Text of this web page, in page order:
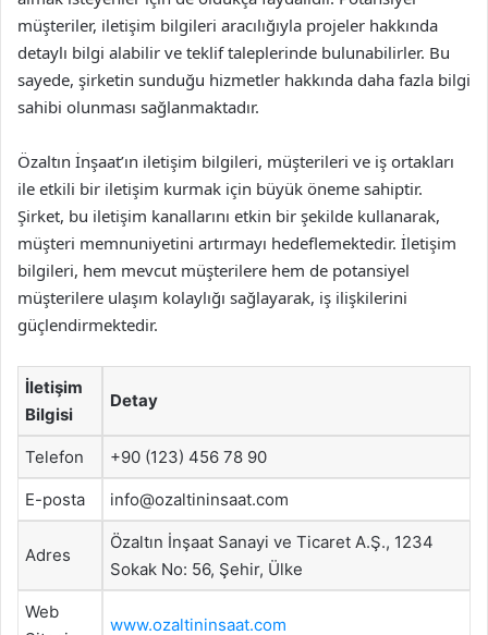
müşteriler, iletişim bilgileri aracılığıyla projeler hakkında
detaylı bilgi alabilir ve teklif taleplerinde bulunabilirler. Bu
sayede, şirketin sunduğu hizmetler hakkında daha fazla bilgi
sahibi olunması sağlanmaktadır.
Özaltın İnşaat’ın iletişim bilgileri, müşterileri ve iş ortakları
ile etkili bir iletişim kurmak için büyük öneme sahiptir.
Şirket, bu iletişim kanallarını etkin bir şekilde kullanarak,
müşteri memnuniyetini artırmayı hedeflemektedir. İletişim
bilgileri, hem mevcut müşterilere hem de potansiyel
müşterilere ulaşım kolaylığı sağlayarak, iş ilişkilerini
güçlendirmektedir.
İletişim
Bilgisi
Detay
Telefon +90 (123) 456 78 90
E-posta info@ozaltininsaat.com
Adres
Özaltın İnşaat Sanayi ve Ticaret A.Ş., 1234
Sokak No: 56, Şehir, Ülke
Web
www.ozaltininsaat.com